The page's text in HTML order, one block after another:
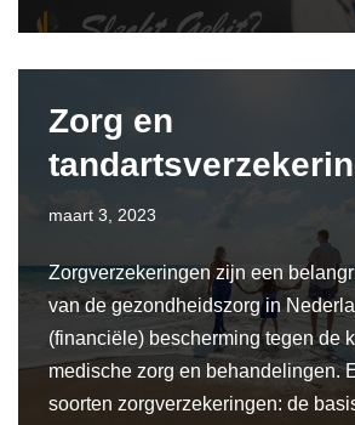
Zorg en
maart 3, 2023
Zorgverzekeringen zijn een
van de gezondheidszorg in
(financiële) bescherming tegen de
medische zorg en behandelingen.
soorten zorgverzekeringen: de